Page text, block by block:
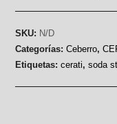
SKU: N/D
Categorías:Ceberro,
Etiquetas:cerati,soda